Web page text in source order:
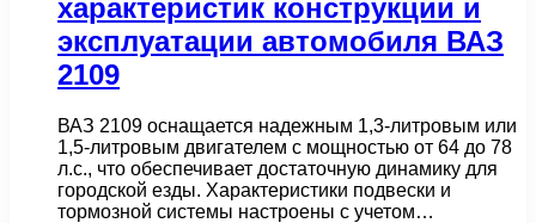
характеристик конструкции и
эксплуатации автомобиля ВАЗ
2109
ВАЗ 2109 оснащается надежным 1,3-литровым или
1,5-литровым двигателем с мощностью от 64 до 78
л.с., что обеспечивает достаточную динамику для
городской езды. Характеристики подвески и
тормозной системы настроены с учетом…